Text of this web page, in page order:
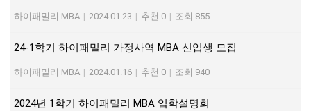
하이패밀리 MBA | 2024.01.23 | 추천 0 | 조회 855
24-1학기 하이패밀리 가정사역 MBA 신입생 모집
하이패밀리 MBA | 2024.01.16 | 추천 0 | 조회 940
2024년 1학기 하이패밀리 MBA 입학설명회